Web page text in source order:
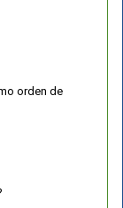
orden de